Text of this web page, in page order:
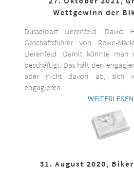
Wettgewinn der
Düsseldorf Lierenfeld. David
Geschäftsführer von Rewe-
Lierenfeld. Damit könnte
beschäftigt. Das hält den
aber nicht davon ab, sich
engagieren.
WEITERLESEN
31. August 2020,